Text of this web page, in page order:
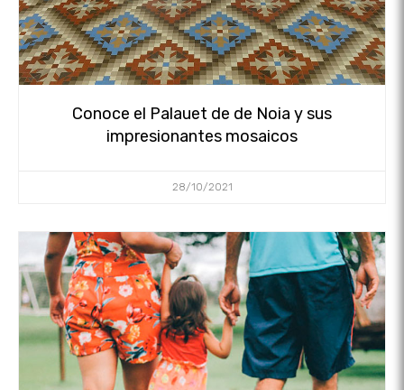
Conoce el Palauet de de Noia y sus
impresionantes mosaicos
28/10/2021